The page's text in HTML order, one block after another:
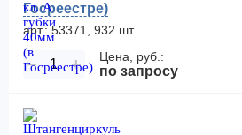
Госреестре)
арт.: 53371, 932 шт.
− + Цена, руб.:
по запросу